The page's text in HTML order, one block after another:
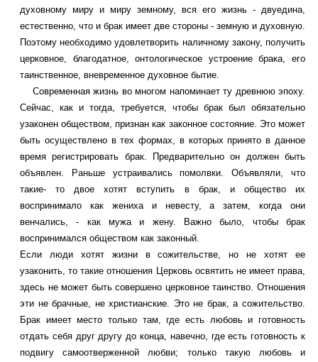
духовному миру и миру земному, вся его жизнь - двуедина,
естественно, что и брак имеет две стороны - земную и духовную.
Поэтому необходимо удовлетворить наличному закону, получить
церковное, благодатное, онтологическое устроение брака, его
таинственное, вневременное духовное бытие.
Современная жизнь во многом напоминает ту древнюю эпоху.
Сейчас, как и тогда, требуется, чтобы брак был обязательно
узаконен обществом, признан как законное состояние. Это может
быть осуществлено в тех формах, в которых принято в данное
время регистрировать брак. Предварительно он должен быть
объявлен. Раньше устраивались помолвки. Объявляли, что
такие- то двое хотят вступить в брак, и общество их
воспринимало как жениха и невесту, а затем, когда они
венчались, - как мужа и жену. Важно было, чтобы брак
воспринимался обществом как законный.
Если люди хотят жизни в сожительстве, но не хотят ее
узаконить, то такие отношения Церковь освятить не имеет права,
здесь не может быть совершено церковное таинство. Отношения
эти не брачные, не христианские. Это не брак, а сожительство.
Брак имеет место только там, где есть любовь и готовность
отдать себя друг другу до конца, навечно, где есть готовность к
подвигу самоотверженной любви; только такую любовь и